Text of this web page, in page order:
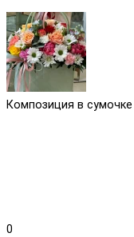
Композиция в
0